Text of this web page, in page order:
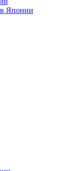
Японии